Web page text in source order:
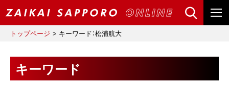
トップページ キーワード：松浦航大
キーワード